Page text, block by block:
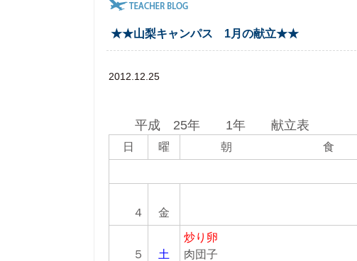
★★山梨キャンパス 1月の献立★★
2012.12.25
平成 25年 1年 献立表 日
日 曜 朝 食
４ 金
５ 土
炒り卵
肉団子